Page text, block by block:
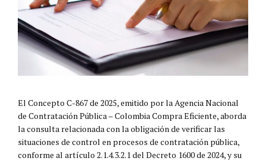
El Concepto C-867 de 2025, emitido por la Agencia Nacional
de Contratación Pública – Colombia Compra Eficiente, aborda
la consulta relacionada con la obligación de verificar las
situaciones de control en procesos de contratación pública,
conforme al artículo 2.1.4.3.2.1 del Decreto 1600 de 2024, y su